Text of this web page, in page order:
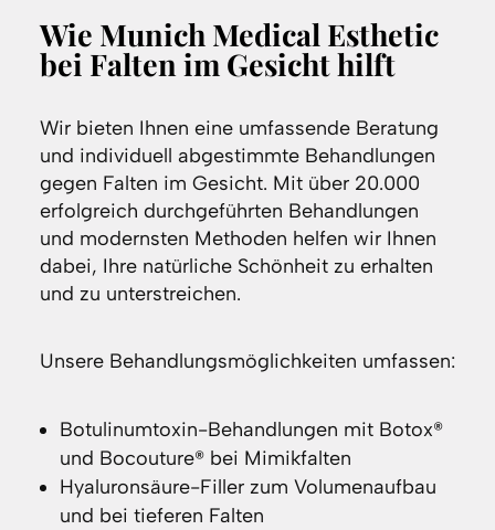
Wie Munich Medical Esthetic
bei Falten im Gesicht hilft
Wir bieten Ihnen eine umfassende Beratung
und individuell abgestimmte Behandlungen
gegen Falten im Gesicht. Mit über 20.000
erfolgreich durchgeführten Behandlungen
und modernsten Methoden helfen wir Ihnen
dabei, Ihre natürliche Schönheit zu erhalten
und zu unterstreichen.
Unsere Behandlungsmöglichkeiten umfassen:
Botulinumtoxin-Behandlungen mit Botox®
und Bocouture® bei Mimikfalten
Hyaluronsäure-Filler zum Volumenaufbau
und bei tieferen Falten